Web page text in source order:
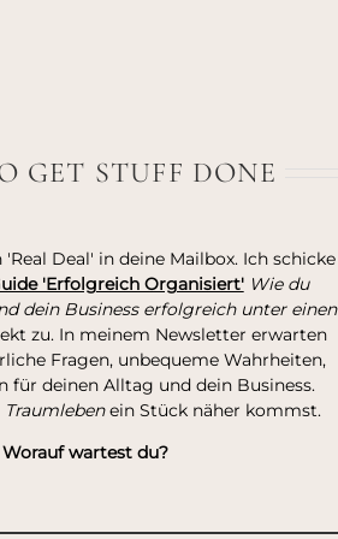
GET STUFF DONE
Deal' in deine Mailbox. Ich schicke
'Erfolgreich Organisiert' Wie du
dein Business erfolgreich unter einen
zu. In meinem Newsletter erwarten
Fragen, unbequeme Wahrheiten,
für deinen Alltag und dein Business.
Traumlebenein Stück näher kommst.
Worauf wartest du?